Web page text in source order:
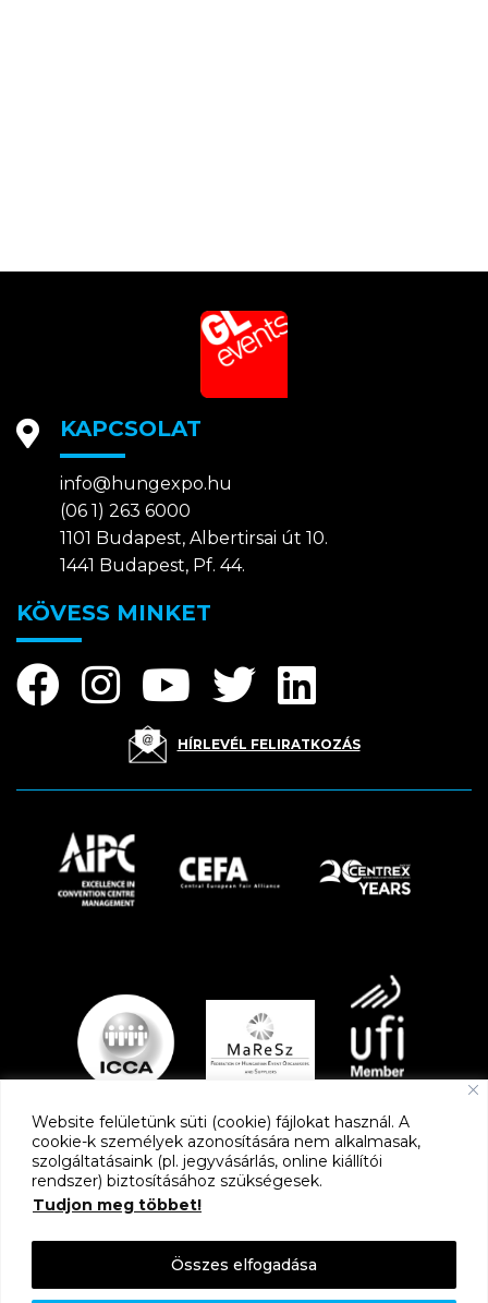
Website felületünk süti (cookie) fájlokat használ. A
cookie-k személyek azonosítására nem alkalmasak,
szolgáltatásaink (pl. jegyvásárlás, online kiállítói
rendszer) biztosításához szükségesek.
Tudjon meg többet!
Összes elfogadása
KAPCSOLAT
info@hungexpo.hu
(06 1) 263 6000
1101 Budapest, Albertirsai út 10.
1441 Budapest, Pf. 44.
KÖVESS MINKET
HÍRLEVÉL FELIRATKOZÁS
PARTNEREK